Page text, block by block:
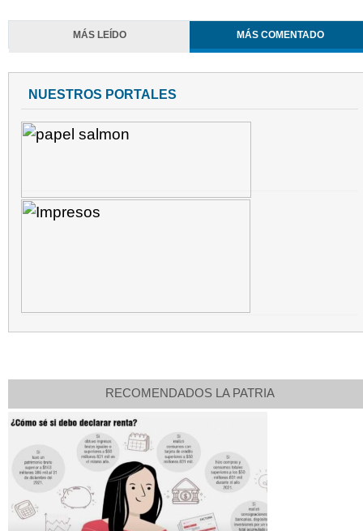
MÁS LEÍDO MÁS COMENTADO
NUESTROS PORTALES
RECOMENDADOS LA PATRIA